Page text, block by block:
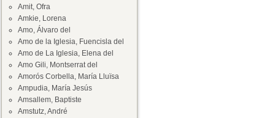
Amit, Ofra
Amkie, Lorena
Amo, Álvaro del
Amo de la Iglesia, Fuencisla del
Amo de La Iglesia, Elena del
Amo Gili, Montserrat del
Amorós Corbella, María Lluïsa
Ampudia, María Jesús
Amsallem, Baptiste
Amstutz, André